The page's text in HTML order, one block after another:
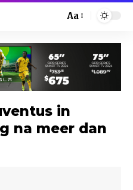
Aa
in
na meer dan